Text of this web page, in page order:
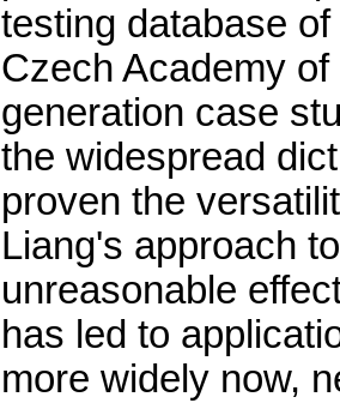
testing database
Czech Academy
generation case
the widespread
proven the
Liang's approach
unreasonable
has led to
more widely now,